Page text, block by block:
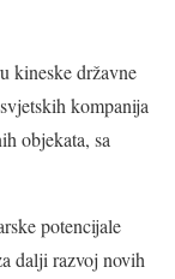
kineske državne
kompanija
objekata, sa
potencijale
dalji razvoj novih